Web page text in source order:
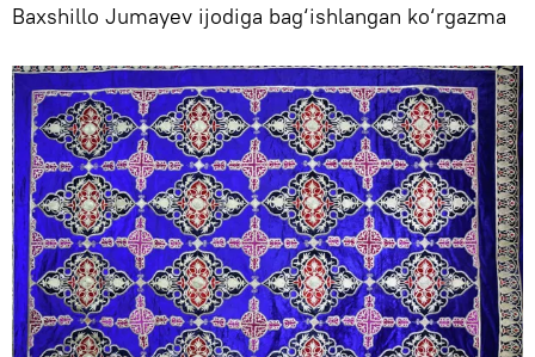
Baxshillo Jumayev ijodiga bag‘ishlangan ko‘rgazma